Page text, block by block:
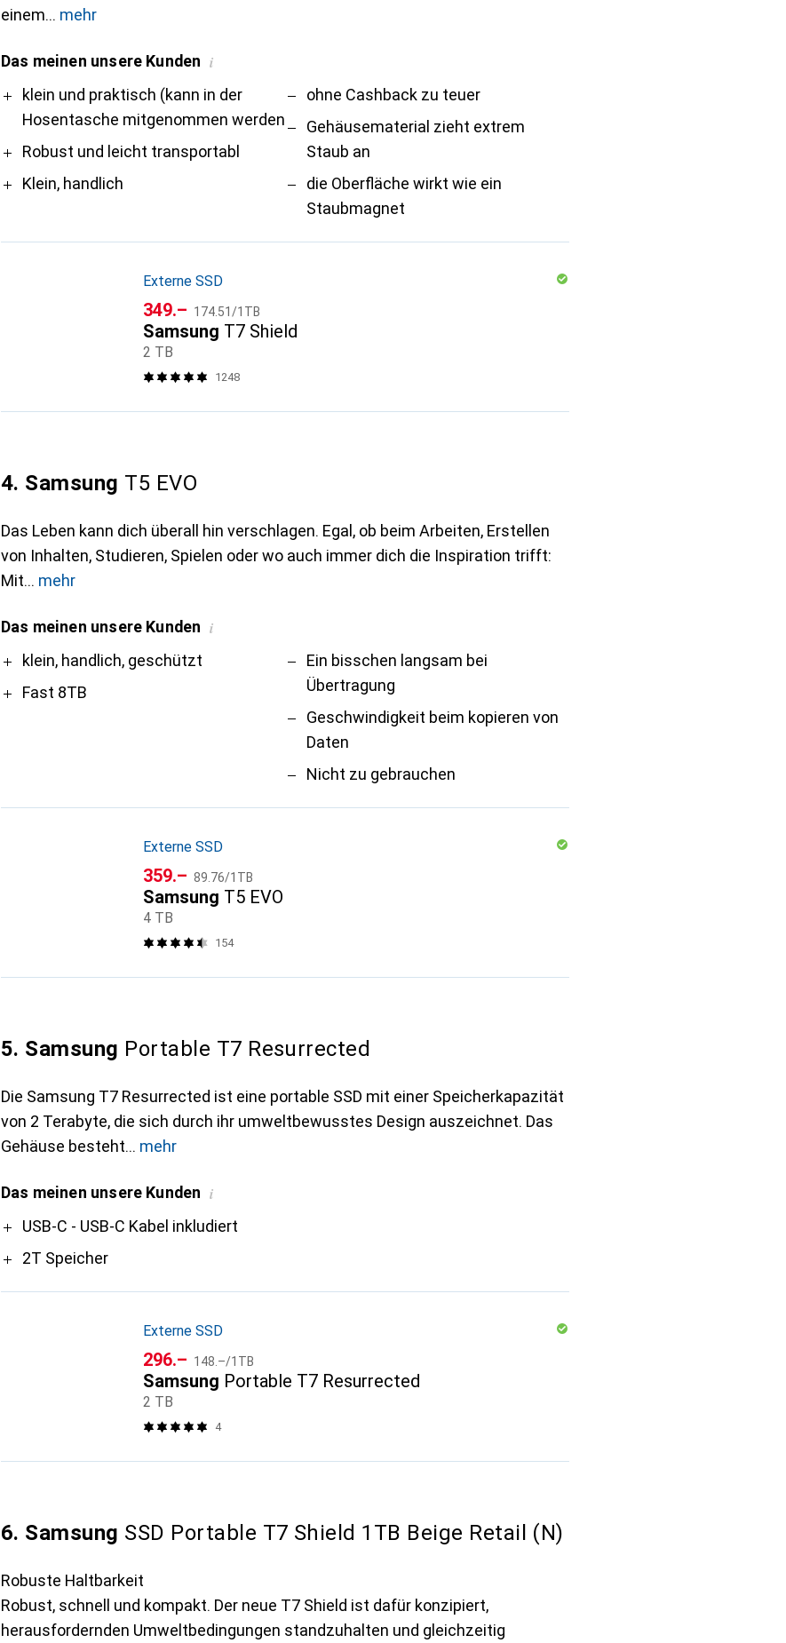
einem
mehr
Das meinen unsere Kunden i
Proklein und praktisch (kann in der
Hosentasche mitgenommen werden
Robust und leicht transportabl
Klein, handlich
Contra
ohne Cashback zu teuer
Gehäusematerial zieht extrem
Staub an
die Oberfläche wirkt wie ein
Staubmagnet
Externe SSD
CHF
349.– CHF
174.51 /1TB
Samsung T7 Shield
2 TB
1248
4. Samsung T5 EVO
Das Leben kann dich überall hin verschlagen. Egal, ob beim Arbeiten, Erstellen
von Inhalten, Studieren, Spielen oder wo auch immer dich die Inspiration trifft:
Mit
mehr
Das meinen unsere Kunden i
Proklein, handlich, geschützt
Fast 8TB
Contra
Ein bisschen langsam bei
Übertragung
Geschwindigkeit beim kopieren von
Daten
Nicht zu gebrauchen
Externe SSD
CHF
359.– CHF
89.76/1TB
Samsung T5 EVO
4 TB
154
5. Samsung Portable T7 Resurrected
Die Samsung T7 Resurrected ist eine portable SSD mit einer Speicherkapazität
von 2 Terabyte, die sich durch ihr umweltbewusstes Design auszeichnet. Das
Gehäuse besteht
mehr
Das meinen unsere Kunden i
ProUSB-C - USB-C Kabel inkludiert
2T Speicher
Externe SSD
CHF
296.– CHF
148.–/1TB
Samsung Portable T7 Resurrected
2 TB
4
6. Samsung SSD Portable T7 Shield 1TB Beige Retail (N)
Robuste Haltbarkeit
Robust, schnell und kompakt. Der neue T7 Shield ist dafür konzipiert,
herausfordernden Umweltbedingungen standzuhalten und gleichzeitig